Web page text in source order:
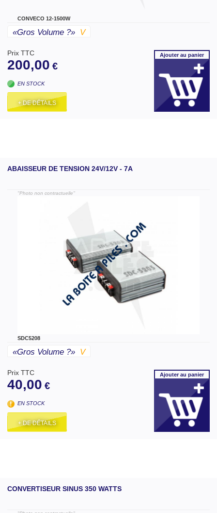
CONVECO 12-1500W
«gros Volume ?» V
Prix TTC
200,00 €
EN STOCK
+ DE DÉTAILS
Ajouterau panier
ABAISSEUR DE TENSION 24V/12V - 7A
"Photo non contractuelle"
SDC5208
«gros Volume ?» V
Prix TTC
40,00 €
EN STOCK
+ DE DÉTAILS
Ajouterau panier
CONVERTISEUR SINUS 350 WATTS